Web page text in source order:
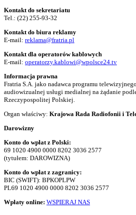
Kontakt do sekretariatu
Tel.: (22) 255-93-32
Kontakt do biura reklamy
E-mail: reklama@fratria.pl
Kontakt dla operatorów kablowych
E-mail: operatorzy.kablowi@wpolsce24.tv
Informacja prawna
Fratria S.A. jako nadawca programu
audiowizualnej usługi medialnej na żądanie
Rzeczypospolitej Polskiej.
Organ właściwy: Krajowa Rada Radiofonii i
Darowizny
Konto do wpłat z Polski:
69 1020 4900 0000 8202 3036 2577
(tytułem: DAROWIZNA)
Konto do wpłat z zagranicy:
BIC (SWIFT): BPKOPLPW
PL69 1020 4900 0000 8202 3036 2577
Wpłaty online: WSPIERAJ NAS